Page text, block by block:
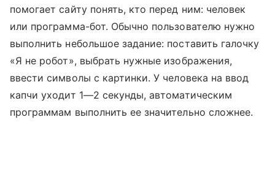
помогает сайту понять, кто перед ним: человек
или программа-бот. Обычно пользователю нужно
выполнить небольшое задание: поставить галочку
«Я не робот», выбрать нужные изображения,
ввести символы с картинки. У человека на ввод
капчи уходит 1—2 секунды, автоматическим
программам выполнить ее значительно сложнее.